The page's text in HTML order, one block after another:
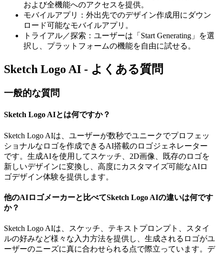
および全機能へのアクセスを提供。
モバイルアプリ：外出先でのデザイン作成用にダウン
ロード可能なモバイルアプリ。
トライアル／探索：ユーザーは「Start Generating」を選
択し、プラットフォームの機能を自由に試せる。
Sketch Logo AI - よくある質問
一般的な質問
Sketch Logo AIとは何ですか？
Sketch Logo AIは、ユーザーが数秒でユニークでプロフェッ
ショナルなロゴを作成できるAI搭載のロゴジェネレーター
です。生成AIを使用してスケッチ、2D画像、既存のロゴを
新しいデザインに変換し、高度にカスタマイズ可能なAIロ
ゴデザイン体験を提供します。
他のAIロゴメーカーと比べてSketch Logo AIの違いは何です
か？
Sketch Logo AIは、スケッチ、テキストプロンプト、スタイ
ルの好みなど様々な入力方法を提供し、生成されるロゴがユ
ーザーのニーズに真に合わせられる点で際立っています。デ